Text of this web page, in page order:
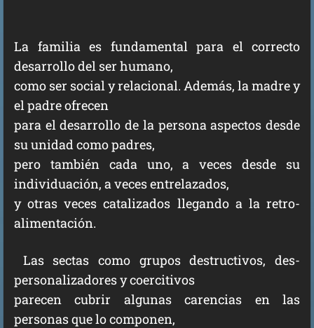
La familia es fundamental para el correcto
desarrollo del ser humano,
como ser social y relacional. Además, la madre y
el padre ofrecen
para el desarrollo de la persona aspectos desde
su unidad como padres,
pero también cada uno, a veces desde su
individuación, a veces entrelazados,
y otras veces catalizados llegando a la retro-
alimentación.
Las sectas como grupos destructivos, des-
personalizadores y coercitivos
parecen cubrir algunas carencias en las
personas que lo componen,